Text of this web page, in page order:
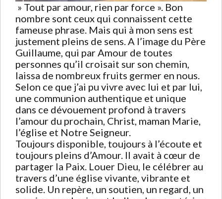
» Tout par amour, rien par force ». Bon
nombre sont ceux qui connaissent cette
fameuse phrase. Mais qui à mon sens est
justement pleins de sens. A l’image du Père
Guillaume, qui par Amour de toutes
personnes qu’il croisait sur son chemin,
laissa de nombreux fruits germer en nous.
Selon ce que j’ai pu vivre avec lui et par lui,
une communion authentique et unique
dans ce dévouement profond à travers
l’amour du prochain, Christ, maman Marie,
l’église et Notre Seigneur.
Toujours disponible, toujours à l’écoute et
toujours pleins d’Amour. Il avait à cœur de
partager la Paix. Louer Dieu, le célébrer au
travers d’une église vivante, vibrante et
solide. Un repère, un soutien, un regard, un